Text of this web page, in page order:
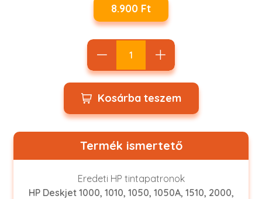
8.900 Ft
Kosárba teszem
Termék ismertető
Eredeti HP tintapatronok
HP Deskjet 1000, 1010, 1050, 1050A, 1510, 2000,